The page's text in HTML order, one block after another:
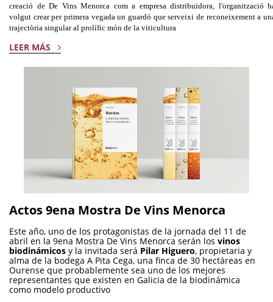
creació de De Vins Menorca com a empresa distribuïdora, l'organització
volgut crear per primera vegada un guardó que serveixi de reconeixement a
trajectòria singular al prolífic món de la viticultura
LEER MÁS
Actos 9ena Mostra De Vins Menorca
Este año, uno de los protagonistas de la jornada del 11 de
abril en la 9ena Mostra De Vins Menorca serán los vinos
biodinámicos y la invitada será Pilar Higuero, propietaria y
alma de la bodega A Pita Cega, una finca de 30 hectáreas en
Ourense que probablemente sea uno de los mejores
representantes que existen en Galicia de la biodinámica
como modelo productivo